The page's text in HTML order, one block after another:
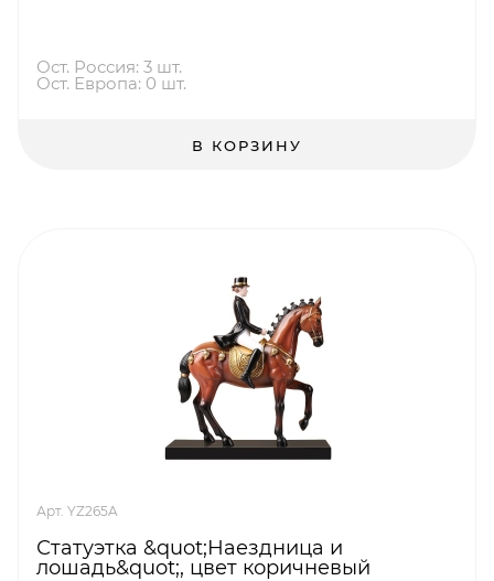
Ост. Россия: 3 шт.
Ост. Европа: 0 шт.
В КОРЗИНУ
Арт. YZ265A
Статуэтка &quot;Наездница и
лошадь&quot;, цвет коричневый